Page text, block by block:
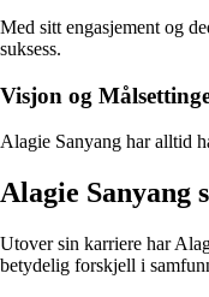
Med sitt engasjement og
suksess.
Visjon og
Alagie Sanyang har alltid
Alagie Sanyang
Utover sin karriere har
betydelig forskjell i